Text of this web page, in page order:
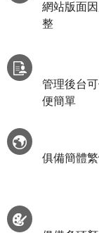
網站版面
整
管理後台
便簡單
俱備簡體